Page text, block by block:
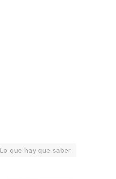
Lo que hay que saber